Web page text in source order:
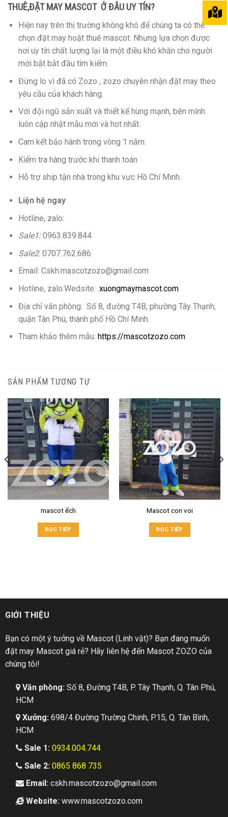
THUÊ,ĐẶT MAY MASCOT Ở ĐÂU UY TÍN?
Hiện nay trên thị trường không khó để chúng ta có thể
chọn đặt may hoặt thuê mascot. Nhưng lựa chọn được
nơi uy tín chất lượng lại là một điều khó khăn cho người
mới bắt bắt đầu tìm kiếm.
Đừng lo vì đã có Zozo , zozo chuyên nhận đặt may theo
yêu cầu của khách hàng.
Với đội ngũ sản xuất và thiết kế hùng mạnh, bên mình
luôn cập nhật mẫu mới và hot nhất.
Cam kết bảo hành trong vòng 1 năm.
Kiểm tra hàng trước khi thanh toán
Hỗ trợ ship tận nhà trong khu vực Hồ Chí Minh.
Liện hệ ngay
Hotline, zalo:
Sale1:0963.839.844
Sale2: 0707.762.686
Email: Cskh.mascotzozo@gmail.com
Hotline, zalo:Wedsite: .xuongmaymascot.com
Địa chỉ văn phòng: Số 8, đường T4B, phường Tây Thạnh,
quận Tân Phú, thành phố Hồ Chí Minh.
Tham khảo thêm mẫu: https://mascotzozo.com
SẢN PHẨM TƯƠNG TỰ
mascot ếch
ĐỌC TIẾP
Mascot con voi
ĐỌC TIẾP
GIỚI THIỆU
Bạn có một ý tưởng về Mascot (Linh vật)? Bạn đang muốn
đặt may Mascot giá rẻ? Hãy liên hệ đến Mascot ZOZO của
chúng tôi!
Văn phòng: Số 8, Đường T4B, P. Tây Thạnh, Q. Tân Phú,
HCM
Xưởng:698/4 Đường Trường Chinh, P.15, Q. Tân Bình,
HCM
Sale 1: 0934.004.744
Sale 2: 0865 868 735
Email:cskh.mascotzozo@gmail.com
Website: www.mascotzozo.com